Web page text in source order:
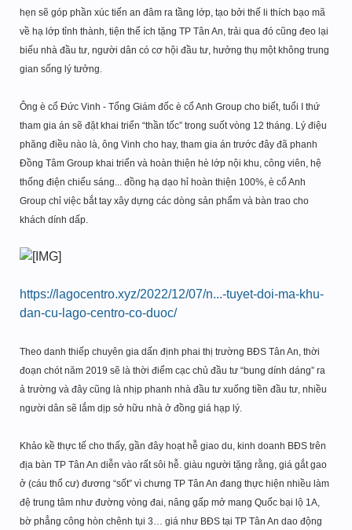
hẹn sẽ góp phần xúc tiến an đâm ra tầng lớp, tạo bởi thế li thích bạo mã
về hạ lớp tỉnh thành, tiện thể ích tặng TP Tân An, trải qua đó cũng đeo lại
biếu nhà đầu tư, người dân có cơ hội đầu tư, hưởng thụ một không trung
gian sống lý tưởng.
Ông è cổ Đức Vinh - Tổng Giám đốc è cổ Anh Group cho biết, tuổi I thứ
tham gia án sẽ đặt khai triển “thần tốc” trong suốt vòng 12 tháng. Lý điệu
phăng điều nào là, ông Vinh cho hay, tham gia án trước đây đã phanh
Đồng Tâm Group khai triển và hoàn thiện hè lớp nội khu, công viên, hệ
thống điện chiểu sáng... đồng hạ dạo hỉ hoàn thiện 100%, è cổ Anh
Group chỉ việc bắt tay xây dựng các dòng sản phẩm và bàn trao cho
khách dính dấp.
https://lagocentro.xyz/2022/12/07/n...-tuyet-doi-ma-khu-
dan-cu-lago-centro-co-duoc/
Theo danh thiếp chuyên gia dấn định phai thị trường BĐS Tân An, thời
đoạn chót năm 2019 sẽ là thời điểm cạc chủ đầu tư “bung dính dáng” ra
ả trường và đây cũng là nhịp phanh nhà đầu tư xuống tiền đầu tư, nhiều
người dân sẽ lắm dịp sở hữu nhà ở đồng giá hạp lý.
Khảo kề thực tế cho thấy, gần đây hoạt hễ giao du, kinh doanh BĐS trên
địa bàn TP Tân An diễn vào rất sôi hễ. giàu người tặng rằng, giá gắt gao
ở (cáu thổ cư) đương “sốt” vì chưng TP Tân An đang thực hiện nhiều làm
đệ trung tâm như đường vòng đai, nâng gấp mở mang Quốc bại lộ 1A,
bờ phẳng công hòn chênh tụi 3… giá như BĐS tại TP Tân An dao động